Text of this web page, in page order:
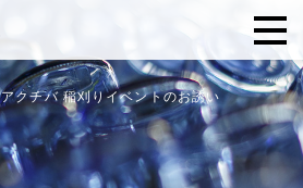
アクチバ 稲刈りイベントのお誘い